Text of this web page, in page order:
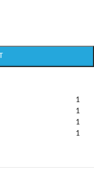
1
1
1
1